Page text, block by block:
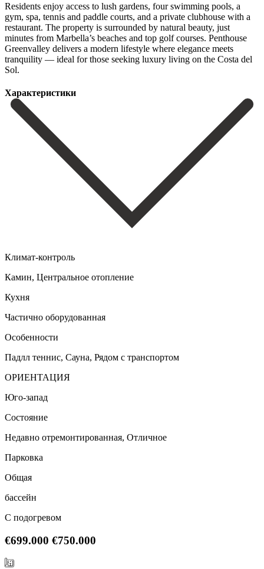
Residents enjoy access to lush gardens, four swimming pools, a
gym, spa, tennis and paddle courts, and a private clubhouse with a
restaurant. The property is surrounded by natural beauty, just
minutes ‌from ‌Marbella’s ‌beaches ‌and top ‌golf courses. ‌Penthouse
Greenvalley delivers a modern lifestyle where elegance ‌meets
tranquility ‌— ideal ‌for ‌those seeking ‌luxury ‌living ‌on ‌the ‌Costa ‌del
‌Sol.
Характеристики
Климат-контроль
Камин, Центральное отопление
Кухня
Частично оборудованная
Особенности
Падлл теннис, Сауна, Рядом с транспортом
ОРИЕНТАЦИЯ
Юго-запад
Состояние
Недавно отремонтированная, Отличное
Парковка
Общая
бассейн
С подогревом
€699.000 €750.000